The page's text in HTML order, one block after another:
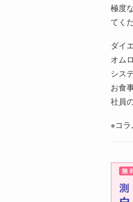
極度
てく
ダイ
オム
シス
お食
社員
※コラ